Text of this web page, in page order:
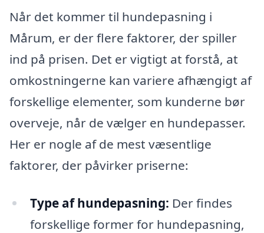
Når det kommer til hundepasning i
Mårum, er der flere faktorer, der spiller
ind på prisen. Det er vigtigt at forstå, at
omkostningerne kan variere afhængigt af
forskellige elementer, som kunderne bør
overveje, når de vælger en hundepasser.
Her er nogle af de mest væsentlige
faktorer, der påvirker priserne:
Type af hundepasning: Der findes
forskellige former for hundepasning,